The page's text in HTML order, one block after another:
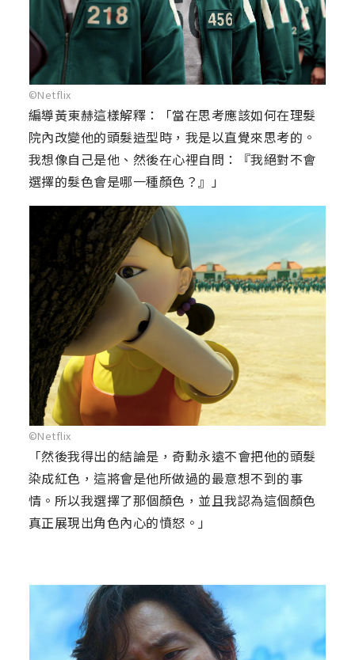
©Netflix
編導黃東赫這樣解釋：「當在思考應該如何在理髮
院內改變他的頭髮造型時，我是以直覺來思考的。
我想像自己是他、然後在心裡自問：『我絕對不會
選擇的髮色會是哪一種顏色？』」
©Netflix
「然後我得出的結論是，奇勳永遠不會把他的頭髮
染成紅色，這將會是他所做過的最意想不到的事
情。所以我選擇了那個顏色，並且我認為這個顏色
真正展現出角色內心的憤怒。」